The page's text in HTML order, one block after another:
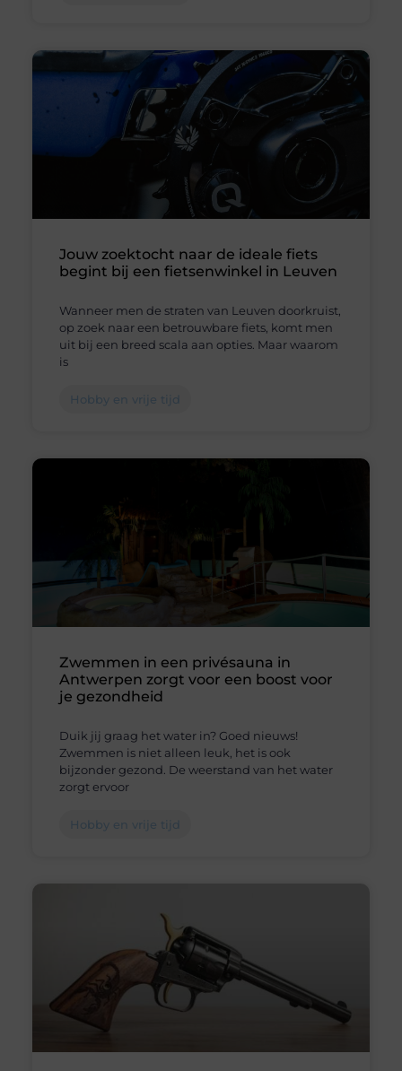
Jouw zoektocht naar de ideale fiets
begint bij een fietsenwinkel in Leuven
Wanneer men de straten van Leuven doorkruist,
op zoek naar een betrouwbare fiets, komt men
uit bij een breed scala aan opties. Maar waarom
is
Hobby en vrije tijd
Zwemmen in een privésauna in
Antwerpen zorgt voor een boost voor
je gezondheid
Duik jij graag het water in? Goed nieuws!
Zwemmen is niet alleen leuk, het is ook
bijzonder gezond. De weerstand van het water
zorgt ervoor
Hobby en vrije tijd